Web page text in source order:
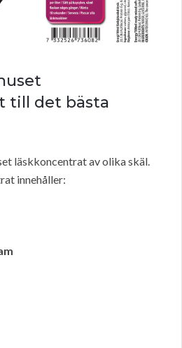
till det bästa
läskkoncentrat av olika skäl.
innehåller: